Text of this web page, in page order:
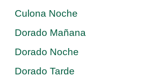
Culona Noche
Dorado Mañana
Dorado Noche
Dorado Tarde